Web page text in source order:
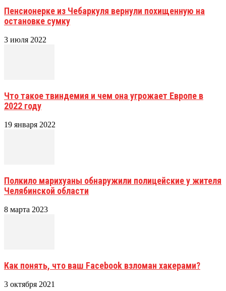
Пенсионерке из Чебаркуля вернули похищенную на
остановке сумку
3 июля 2022
Что такое твиндемия и чем она угрожает Европе в
2022 году
19 января 2022
Полкило марихуаны обнаружили полицейские у жителя
Челябинской области
8 марта 2023
Как понять, что ваш Facebook взломан хакерами?
3 октября 2021